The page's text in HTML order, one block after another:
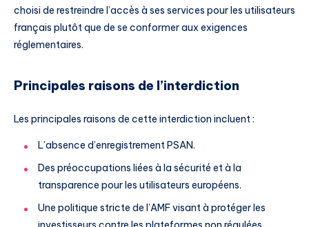
choisi de restreindre l’accès à ses services pour les utilisateurs
français plutôt que de se conformer aux exigences
réglementaires.
Principales raisons de l’interdiction
Les principales raisons de cette interdiction incluent :
L’absence d’enregistrement PSAN.
Des préoccupations liées à la sécurité et à la
transparence pour les utilisateurs européens.
Une politique stricte de l’AMF visant à protéger les